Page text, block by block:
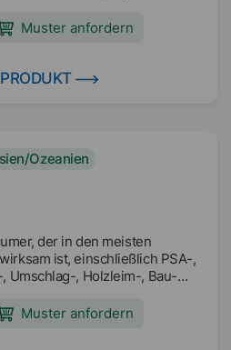
auch ein ausgezeichnetes
in vielen
Etiketten, und Bau-
Muster anfordern
Ozeanien
der in den meisten
ist, einschließlich PSA-,
Umschlag-, Holzleim-, Bau-
aller Art und Hochglanz-
werden.
Muster anfordern